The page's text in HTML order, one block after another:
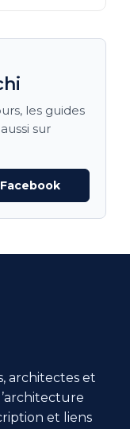
les guides
sur
Facebook
architectes et
et liens